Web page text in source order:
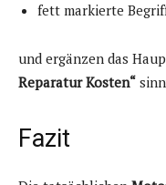
fett markierte
und ergänzen das
Reparatur Kosten“
Fazit